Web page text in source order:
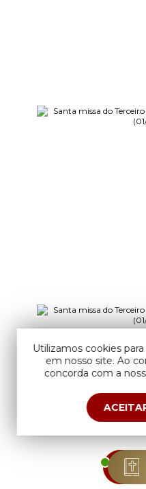
Utilizamos cookies
em nosso site. Ao
concorda com a